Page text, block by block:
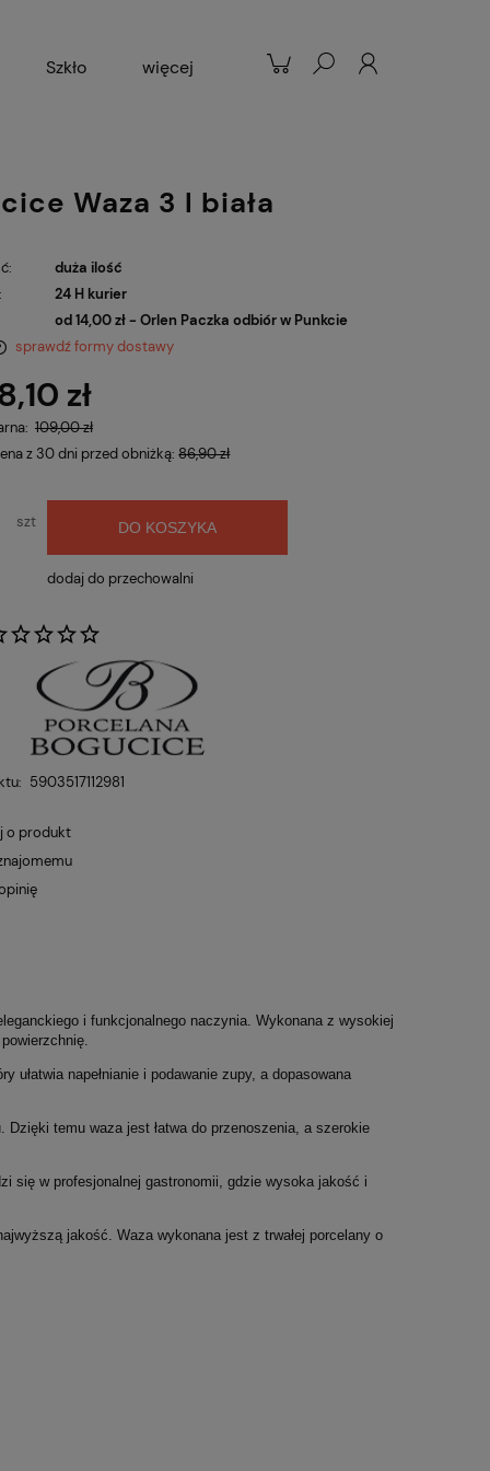
Szkło więcej
Waza 3 l biała
duża ilość
24 H kurier
od 14,00 zł - Orlen Paczka odbiór w Punkcie
sprawdź formy dostawy
zł
109,00 zł
z 30 dni przed obniżką:86,90 zł
szt DO KOSZYKA
dodaj do przechowalni
5903517112981
o produkt
i funkcjonalnego naczynia. Wykonana z wysokiej
ułatwia napełnianie i podawanie zupy, a dopasowana
temu waza jest łatwa do przenoszenia, a szerokie
się w profesjonalnej gastronomii, gdzie wysoka jakość i
jakość. Waza wykonana jest z trwałej porcelany o